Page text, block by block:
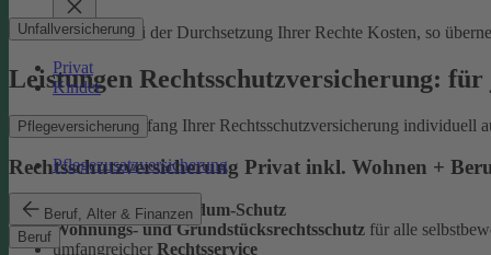
Unfallversicherung
Privat
Kinder
Pflegeversicherung
Pflegezusatzversicherung
Beruf, Alter & Finanzen
Beruf
Entstehen bei der Durchsetzung Ihrer Rechte Kosten, so
Leistungen Rechtsschutzversicherung:
Sie können den Umfang Ihrer Rechtsschutzversicherung
Rechtsschutzversicherung Privat inkl. Wohnen +
leistungsstarkerRundum-Schutz
Wohnungs- und Grundstücksrechtsschutz für alle
umfangreicher Rechtsservice